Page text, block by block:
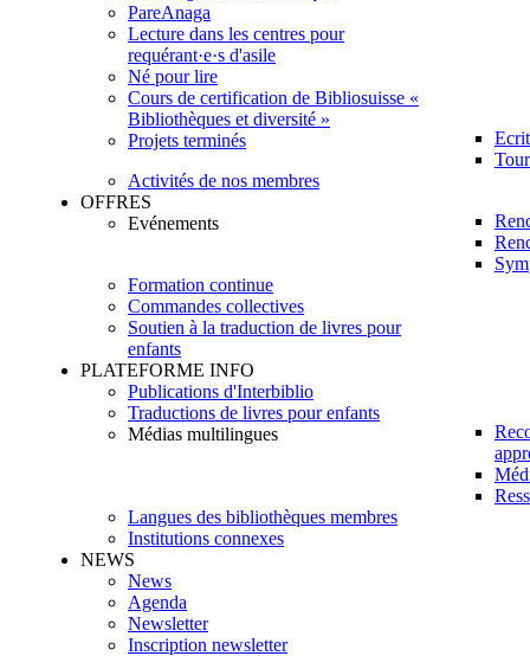
PareAnaga
Lecture dans les centres pour
requérant·e·s d'asile
Né pour lire
Cours de certification de Bibliosuisse «
Bibliothèques et diversité »
Projets terminés
Activités de nos membres
OFFRES
Evénements
Formation continue
Commandes collectives
Soutien à la traduction de livres pour
enfants
PLATEFORME INFO
Publications d'Interbiblio
Traductions de livres pour enfants
Médias multilingues
Langues des bibliothèques membres
Institutions connexes
NEWS
News
Agenda
Newsletter
Inscription newsletter